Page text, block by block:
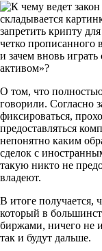
складывается
запретить крипту
четко прописанного
и зачем вновь
активом»?
О том, что
говорили. Согласно
фиксироваться,
предоставляться
непонятно каким
сделок с
такую никто не
владеют.
В итоге получается,
который в
биржами, ничего не
так и будут дальше.